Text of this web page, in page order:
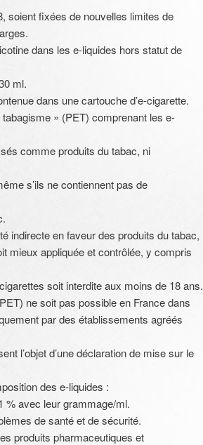
soient fixées de nouvelles limites de
dans les e-liquides hors statut de
ml.
dans une cartouche d’e-cigarette.
» (PET) comprenant les e-
comme produits du tabac, ni
s’ils ne contiennent pas de
indirecte en faveur des produits du tabac,
mieux appliquée et contrôlée, y compris
soit interdite aux moins de 18 ans.
ne soit pas possible en France dans
par des établissements agréés
l’objet d’une déclaration de mise sur le
des e-liquides :
% avec leur grammage/ml.
de santé et de sécurité.
produits pharmaceutiques et